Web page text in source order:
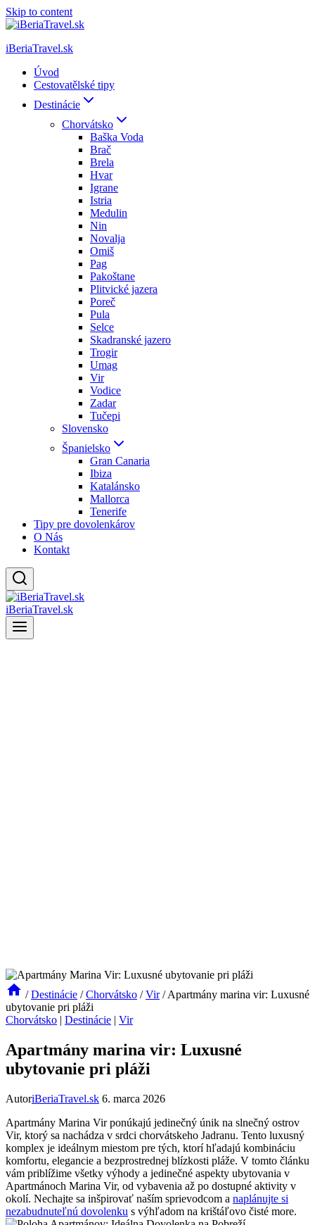
Skip to content
iBeriaTravel.sk
Úvod
Cestovatělské tipy
Destinácie
Chorvátsko
Baška Voda
Brač
Brela
Hvar
Igrane
Istria
Medulin
Nin
Novalja
Omiš
Pag
Pakoštane
Plitvické jazera
Poreč
Pula
Selce
Skadranské jazero
Trogir
Umag
Vir
Vodice
Zadar
Tučepi
Slovensko
Španielsko
Gran Canaria
Ibiza
Katalánsko
Mallorca
Tenerife
Tipy pre dovolenkárov
O Nás
Kontakt
iBeriaTravel.sk
/ Destinácie / Chorvátsko / Vir / Apartmány marina vir: Luxusné
ubytovanie pri pláži
Chorvátsko | Destinácie | Vir
Apartmány marina vir: Luxusné
ubytovanie pri pláži
AutoriBeriaTravel.sk 6. marca 2026
Apartmány Marina Vir ponúkajú jedinečný únik na slnečný ostrov
Vir, ktorý sa nachádza v srdci chorvátskeho Jadranu. Tento luxusný
komplex je ideálnym miestom pre tých, ktorí hľadajú kombináciu
komfortu, elegancie a bezprostrednej blízkosti pláže. V tomto článku
vám priblížime všetky výhody a jedinečné aspekty ubytovania v
Apartmánoch Marina Vir, od vybavenia až po dostupné aktivity v
okolí. Nechajte sa inšpirovať naším sprievodcom a naplánujte si
nezabudnuteľnú dovolenku s výhľadom na krištáľovo čisté more.